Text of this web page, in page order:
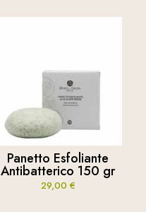
Panetto Esfoliante
Antibatterico 150 gr
29,00 €